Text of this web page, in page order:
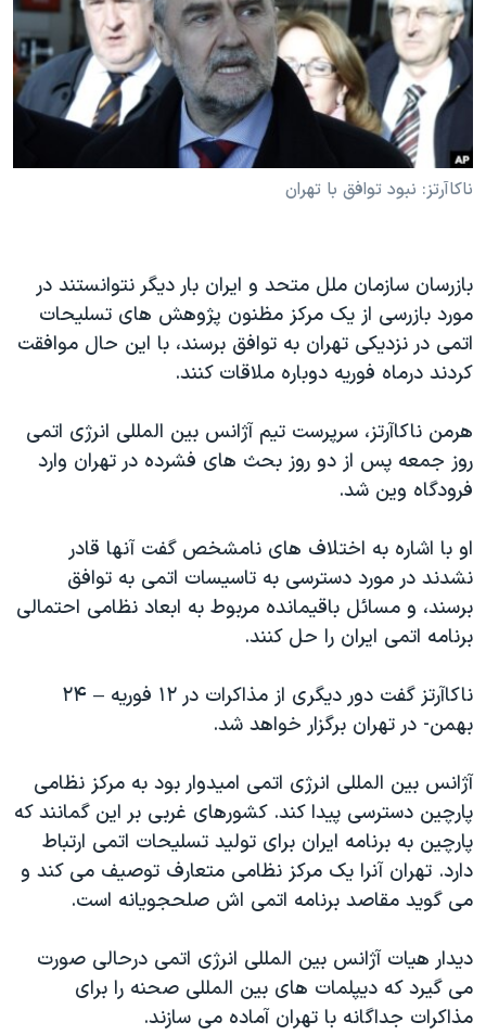
فرهنگ و زندگی
حقوق شهروندی
اقتصادی
علم و فناوری
اسرائیل در جنگ
مستندها
انتخابات ریاست جمهوری آمریکا ۲۰۲۴
حمله جمهوری اسلامی به اسرائیل
رمز مهسا
ورزش زنان در ایران
تریبونال مردمی آبان ۹۸
دادگاه حمید نوری
چهل سال گروگان‌گیری
اعتراضات مردمی آبان ۹۸
اسرائیل در جنگ
همایش محافظه‌کاران آمریکا «سی‌پک»
صفحه‌های ویژه
سفر پرزیدنت ترامپ به چین
دنبال کنید
زبانهای مختلف
ناکاآرتز: نبود توافق با تهران
بازرسان سازمان ملل متحد و ایران بار دیگر نتوانستند در
مورد بازرسی از یک مرکز مظنون پژوهش های تسلیحات
اتمی در نزدیکی تهران به توافق برسند، با این حال موافقت
کردند درماه فوریه دوباره ملاقات کنند.
هرمن ناکاآرتز، سرپرست تیم آژانس بین المللی انرژی اتمی
روز جمعه پس از دو روز بحث های فشرده در تهران وارد
فرودگاه وین شد.
او با اشاره به اختلاف های نامشخص گفت آنها قادر
نشدند در مورد دسترسی به تاسیسات اتمی به توافق
برسند، و مسائل باقیمانده مربوط به ابعاد نظامی احتمالی
برنامه اتمی ایران را حل کنند.
ناکاآرتز گفت دور دیگری از مذاکرات در ۱۲ فوریه – ۲۴
بهمن- در تهران برگزار خواهد شد.
آژانس بین المللی انرژی اتمی امیدوار بود به مرکز نظامی
پارچین دسترسی پیدا کند. کشورهای غربی بر این گمانند که
پارچین به برنامه ایران برای تولید تسلیحات اتمی ارتباط
دارد. تهران آنرا یک مرکز نظامی متعارف توصیف می کند و
می گوید مقاصد برنامه اتمی اش صلحجویانه است.
دیدار هیات آژانس بین المللی انرژی اتمی درحالی صورت
می گیرد که دیپلمات های بین المللی صحنه را برای
مذاکرات جداگانه با تهران آماده می سازند.